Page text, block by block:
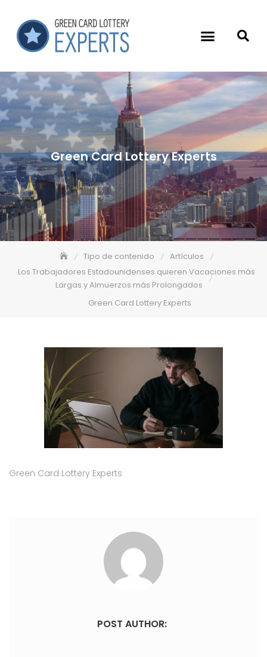
Green Card Lottery Experts
Tipo de contenido
Artículos
Los Trabajadores Estadounidenses quieren Vacaciones más
Largas y Almuerzos más Prolongados
Green Card Lottery Experts
Green Card Lottery Experts
POST AUTHOR: